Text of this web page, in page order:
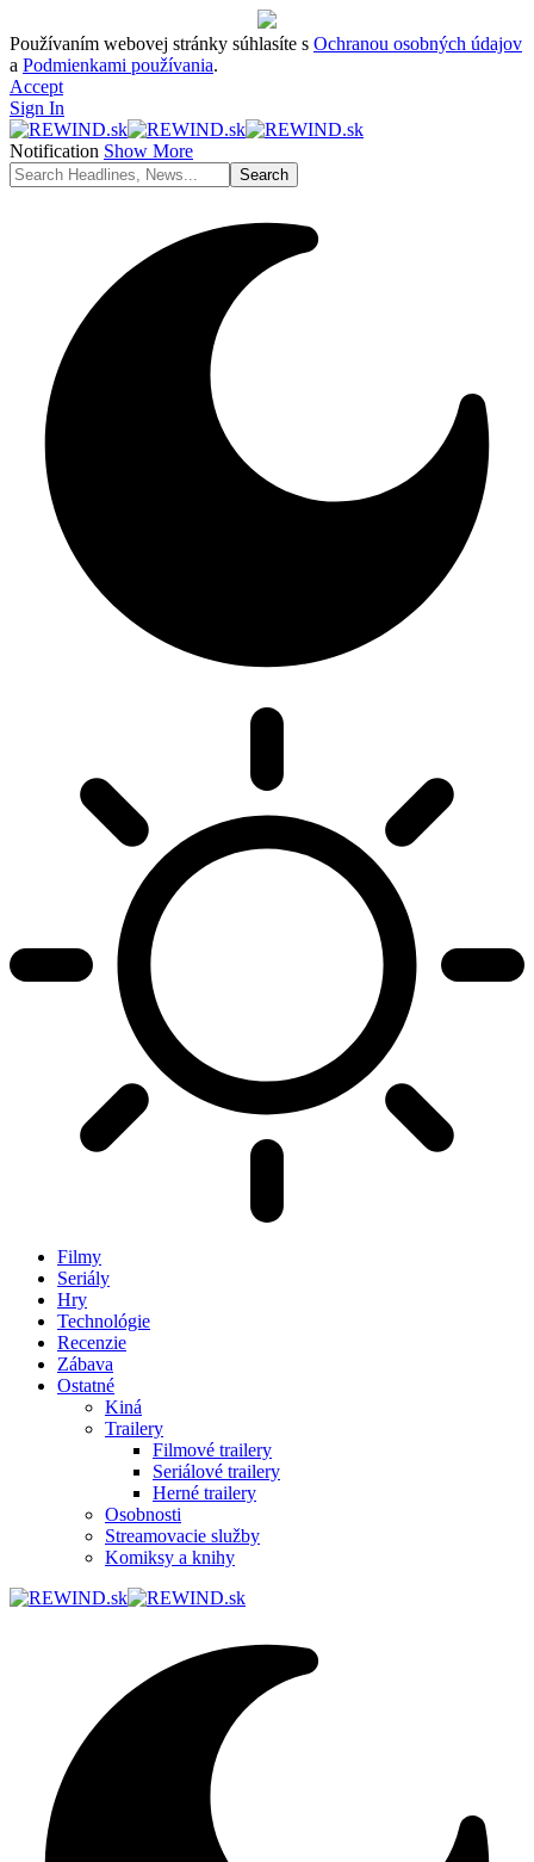
Používaním webovej stránky súhlasíte s Ochranou osobných údajov
a Podmienkami používania.
Accept
Sign In
Notification Show More
Filmy
Seriály
Hry
Technológie
Recenzie
Zábava
Ostatné
Kiná
Trailery
Filmové trailery
Seriálové trailery
Herné trailery
Osobnosti
Streamovacie služby
Komiksy a knihy